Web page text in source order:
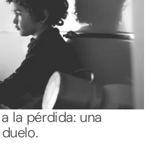
la pérdida: una